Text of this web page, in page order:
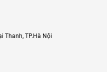
Thanh, TP.Hà Nội